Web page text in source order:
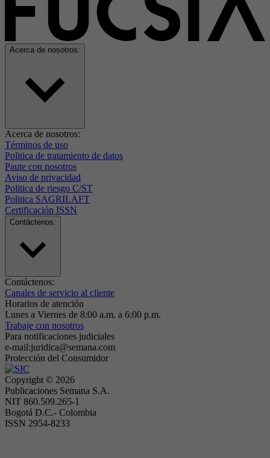
Acerca de nosotros:
Acerca de nosotros:
Términos de uso
Politica de tratamiento de datos
Paute con nosotros
Aviso de privacidad
Politica de riesgo C/ST
Politica SAGRILAFT
Certificación ISSN
Contáctenos:
Contáctenos:
Canales de servicio al cliente
Horarios de atención
Lunes a Viernes de 8:00 a.m. a 6:00 p.m.
Trabaje con nosotros
Para notificaciones judiciales
e-mail:juridica@semana.com
Protección del Consumidor
Copyright © 2026
Publicaciones Semana S.A.
NIT 860.509.265-1
Bogotá D.C.- Colombia
ISSN 2954-8233